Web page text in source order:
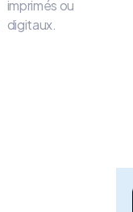
imprimés ou
digitaux.